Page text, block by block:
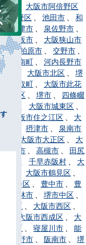
区、 大阪市阿倍野区
生野区 池田市
和
泉大津市 泉佐野市
、大阪市
大阪狭山市
市、柏原市 交野市
、 河南町
河内長野市
市 大阪市北区
堺
熊取町
大阪市此花
堺市堺区 堺市
四條畷
大阪市城東区
、 大阪市住之江区
大
区
摂津市
泉南市
大阪市大正区
大
高石市 高槻市
田尻
千早赤阪村
大
区
大阪市鶴見区
王寺区
豊中市
豊
富田林市 堺市中区
浪速区
大阪市西区
大阪市西成区
大
淀川区
寝屋川市
能
羽曳野市 阪南市
堺